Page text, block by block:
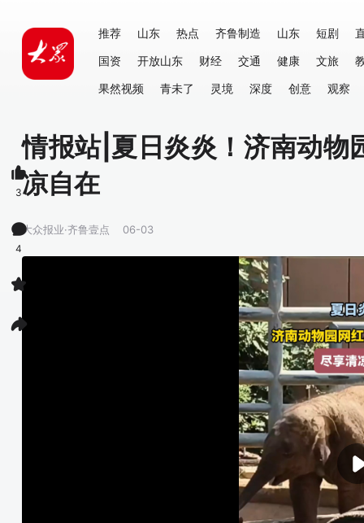
推荐 山东 热点 齐鲁制造 山东 短剧
国资
开放山东 财经 交通 健康 文旅
果然视频
青未了 灵境 深度 创意 观察
情报站|夏日炎炎！济南动物
凉自在
大众报业·齐鲁壹点 06-03
3
4